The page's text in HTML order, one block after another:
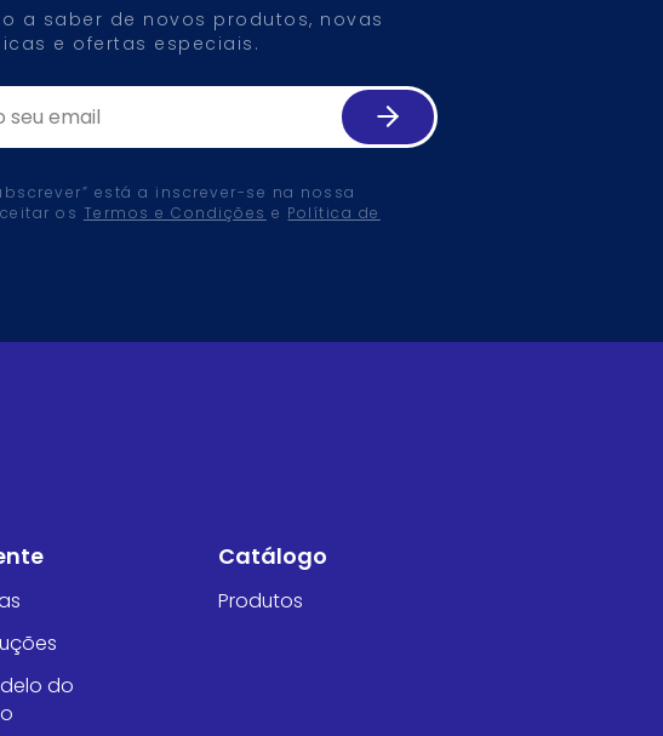
a saber de novos produtos, novas
e ofertas especiais.
está a inscrever-se na nossa
os Termos e Condições e Política de
do
Catálogo
Produtos